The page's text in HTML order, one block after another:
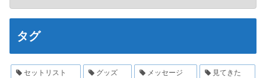
タグ
セットリスト グッズ メッセージ 見てきた